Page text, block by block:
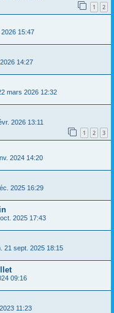
1 2
15:47
14:27
mars 2026 12:32
2026 13:11
1 2 3
2024 14:20
2025 16:29
2025 17:43
21 sept. 2025 18:15
09:16
11:23